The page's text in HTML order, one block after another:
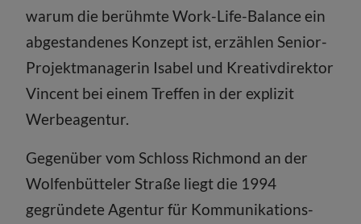
warum die berühmte Work-Life-Balance ein
abgestandenes Konzept ist, erzählen Senior-
Projektmanagerin Isabel und Kreativdirektor
Vincent bei einem Treffen in der explizit
Werbeagentur.
Gegenüber vom Schloss Richmond an der
Wolfenbütteler Straße liegt die 1994
gegründete Agentur für Kommunikations-